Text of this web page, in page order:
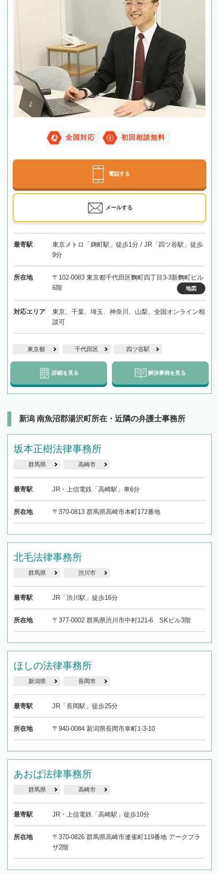
全国対応 初回相談無料
電話する
メールする
最寄駅
東京メトロ「麹町駅」徒歩1分 / JR「四ツ谷駅」徒歩
9分
所在地
〒102-0083 東京都千代田区麴町四丁目3-3新麴町ビル
6階
地図
対応エリア
東京、千葉、埼玉、神奈川、山梨、全国オンライン相
談可
東京都 千代田区 四ツ谷駅
詳細を見る 解決事例を見る
新潟 南魚沼郡湯沢町所在・近隣の弁護士事務所
坂本正樹法律事務所
群馬県 高崎市
最寄駅 JR・上信電鉄「高崎駅」車6分
所在地 〒370-0813 群馬県高崎市本町172番地
北毛法律事務所
群馬県 渋川市
最寄駅 JR「渋川駅」徒歩16分
所在地 〒377-0002 群馬県渋川市中村121-6 SKビル3階
ほしの法律事務所
新潟県 長岡市
最寄駅 JR「長岡駅」徒歩25分
所在地 〒940-0084 新潟県長岡市幸町1-3-10
あおば法律事務所
群馬県 高崎市
最寄駅 JR・上信電鉄「高崎駅」徒歩10分
所在地
〒370-0826 群馬県高崎市連雀町119番地 アークプラ
ザ2階